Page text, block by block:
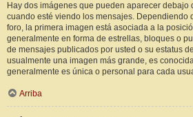
Hay dos imágenes que pueden aparecer debajo
cuando esté viendo los mensajes. Dependiendo
foro, la primera imagen está asociada a la
generalmente en forma de estrellas, bloques o
de mensajes publicados por usted o su estatus
usualmente una imagen más grande, es
generalmente es única o personal para cada
Arriba